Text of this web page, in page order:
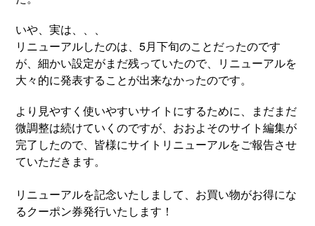
いや、実は、、、
リニューアルしたのは、5月下旬のことだったのです
が、細かい設定がまだ残っていたので、リニューアルを
大々的に発表することが出来なかったのです。
より見やすく使いやすいサイトにするために、まだまだ
微調整は続けていくのですが、おおよそのサイト編集が
完了したので、皆様にサイトリニューアルをご報告させ
ていただきます。
リニューアルを記念いたしまして、お買い物がお得にな
るクーポン券発行いたします！